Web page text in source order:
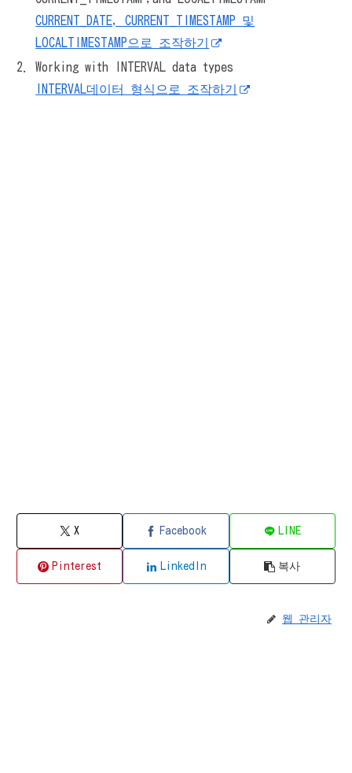
CURRENT_DATE, CURRENT_TIMESTAMP 및
LOCALTIMESTAMP으로 조작하기
Working with INTERVAL data types
INTERVAL데이터 형식으로 조작하기
X Facebook LINE
Pinterest LinkedIn 복사
웹 관리자